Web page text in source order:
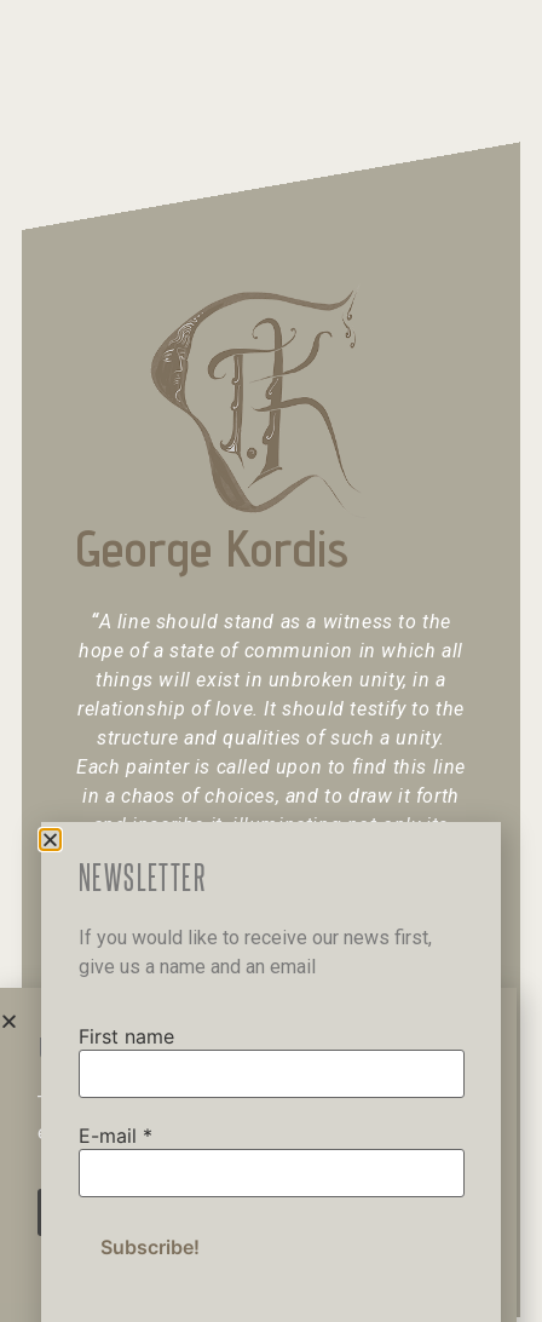
George Kordis
“A line should stand as a witness to the
hope of a state of communion in which all
things will exist in unbroken unity, in a
relationship of love. It should testify to the
structure and qualities of such a unity.
Each painter is called upon to find this line
in a chaos of choices, and to draw it forth
and inscribe it, illuminating not only its
WAIT A MINUTE...
This website uses cookies to ensure you get the best
experience on our website.
NEWSLETTER
If you would like to receive our news first,
give us a name and an email
First name
E-mail *